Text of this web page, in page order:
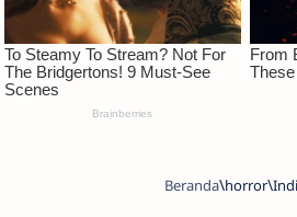
Beranda horror